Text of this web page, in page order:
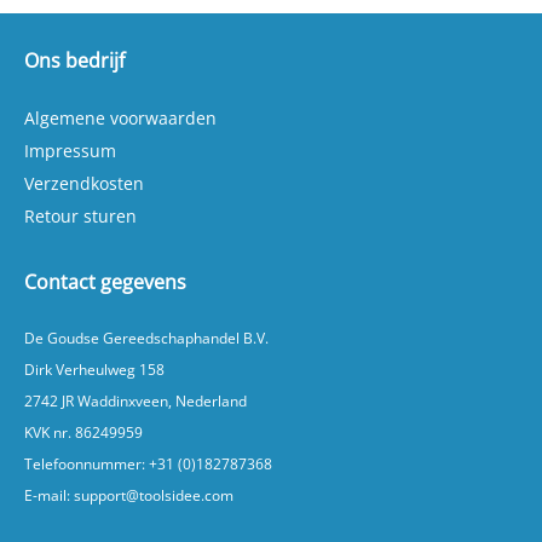
schroefcompressoren uit 2022 of nieuwer
schroefcompressoren Merk: Fiac EAN code:
Ons bedrijf
Algemene voorwaarden
Impressum
Verzendkosten
Retour sturen
Contact gegevens
De Goudse Gereedschaphandel B.V.
Dirk Verheulweg 158
2742 JR Waddinxveen, Nederland
KVK nr. 86249959
Telefoonnummer:+31 (0)182787368
E-mail:support@toolsidee.com